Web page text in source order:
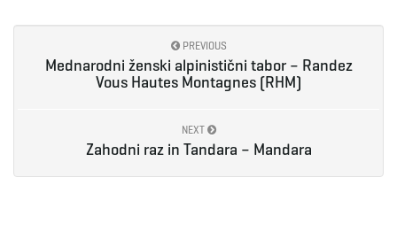
PREVIOUS
Mednarodni ženski alpinistični tabor – Randez
Vous Hautes Montagnes (RHM)
NEXT
Zahodni raz in Tandara – Mandara